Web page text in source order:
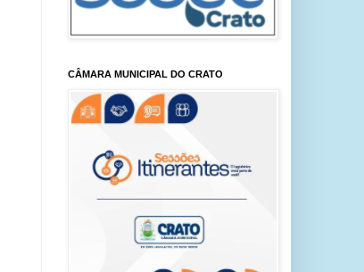
CÂMARA MUNICIPAL DO CRATO